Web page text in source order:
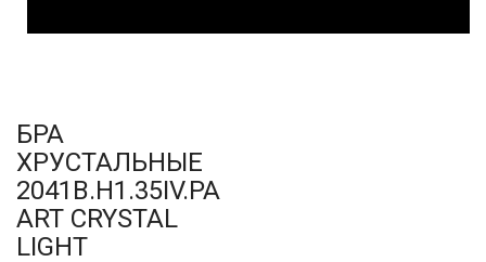
БРА
ХРУСТАЛЬНЫЕ
2041B.H1.35IV.PA
ART CRYSTAL
LIGHT